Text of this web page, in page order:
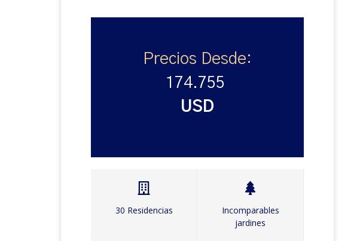
Precios Desde:
174.755
USD
30 Residencias
Incomparables
jardines